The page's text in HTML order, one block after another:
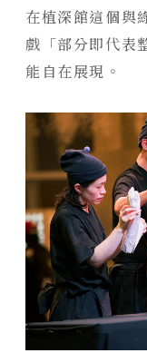
在植深館這個與
戲「部分即代表
能自在展現。